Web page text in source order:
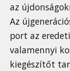
az
Az
port az
valamennyi
kiegészítőt